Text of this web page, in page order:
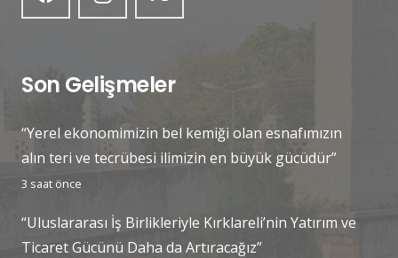
Son Gelişmeler
“Yerel ekonomimizin bel kemiği olan esnafımızın
alın teri ve tecrübesi ilimizin en büyük gücüdür”
3 saat önce
“Uluslararası İş Birlikleriyle Kırklareli’nin Yatırım ve
Ticaret Gücünü Daha da Artıracağız”